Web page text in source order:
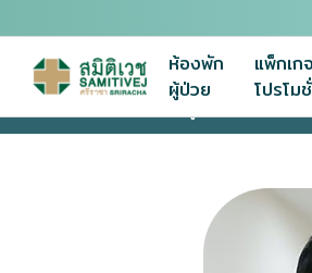
ห้องพัก
ผู้ป่วย
แพ็กเก
โปรโม
หน้าแรก ทีมแพทย์ผู้เชี่ยวชาญ น